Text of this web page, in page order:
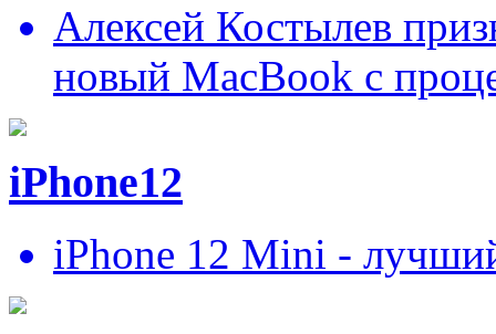
Алексей Костылев
новый MacBook c
iPhone12
iPhone 12 Mini -